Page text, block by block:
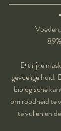
Dit rijke
gevoelige huid.
biologische
om roodheid te
te vullen en